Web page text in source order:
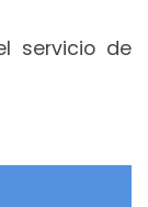
servicio de